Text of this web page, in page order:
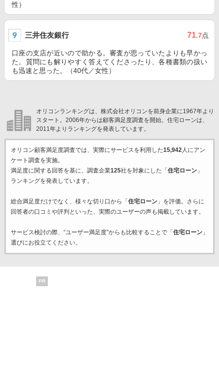
性）
三井住友銀行 71.7点
口座の支店が近いので助かる。審査が思っていたよりも早かっ
た。質問にも解りやすく答えてくださったり、各種書類の扱い
も迅速と思った。（40代／女性）
オリコンランキングは、株式会社オリコンを前身企業に1967年より
スタート。2006年からは顧客満足度調査を開始。住宅ローンは、
2011年よりランキングを発表しています。
オリコン顧客満足度調査では、実際にサービスを利用した15,942人にアン
ケート調査を実施。
満足度に関する回答を基に、調査企業125社を対象にした「 住宅ローン」
ランキングを発表しています。
総合満足度だけでなく、様々な切り口から「 住宅ローン」を評価。さらに
回答者の口コミや評判といった、実際のユーザーの声も掲載しています。
サービス検討の際、“ユーザー満足度”からも比較することで「 住宅ローン」
選びにお役立てください。
PR